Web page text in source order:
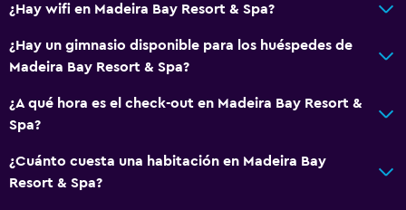
¿Hay wifi en Madeira Bay Resort & Spa?
¿Hay un gimnasio disponible para los huéspedes de
Madeira Bay Resort & Spa?
¿A qué hora es el check-out en Madeira Bay Resort &
Spa?
¿Cuánto cuesta una habitación en Madeira Bay
Resort & Spa?